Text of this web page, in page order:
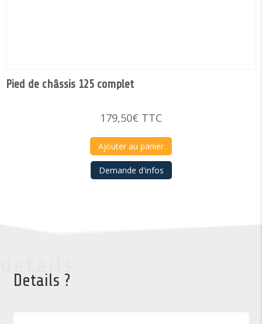
Pied de châssis 125 complet
179,50€ TTC
Ajouter au panier
Demande d'infos
Details ?